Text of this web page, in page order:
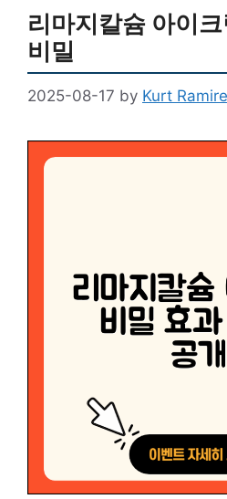
리마지칼슘 아이
비밀
2025-08-17 by Kurt